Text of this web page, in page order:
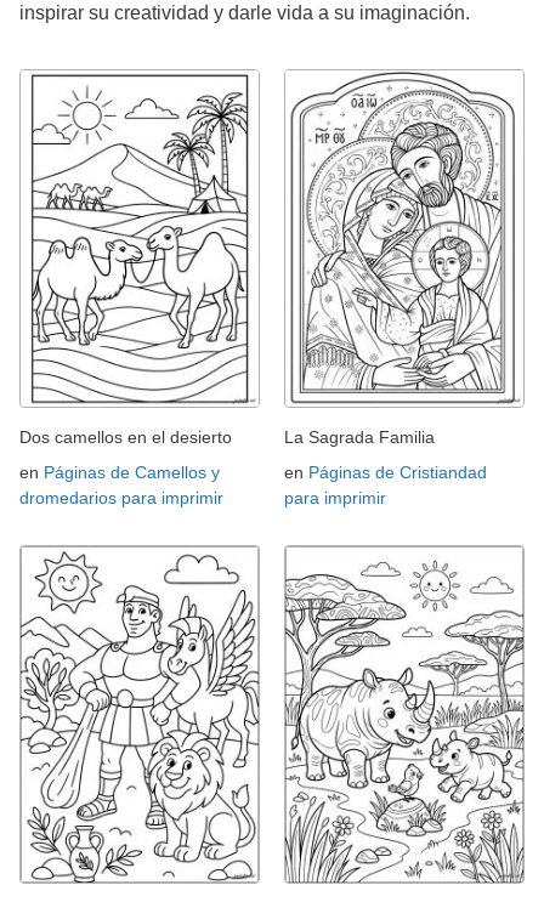
inspirar su creatividad y darle vida a su imaginación.
Dos camellos en el desierto
en Páginas de Camellos y
dromedarios para imprimir
La Sagrada Familia
en Páginas de Cristiandad
para imprimir